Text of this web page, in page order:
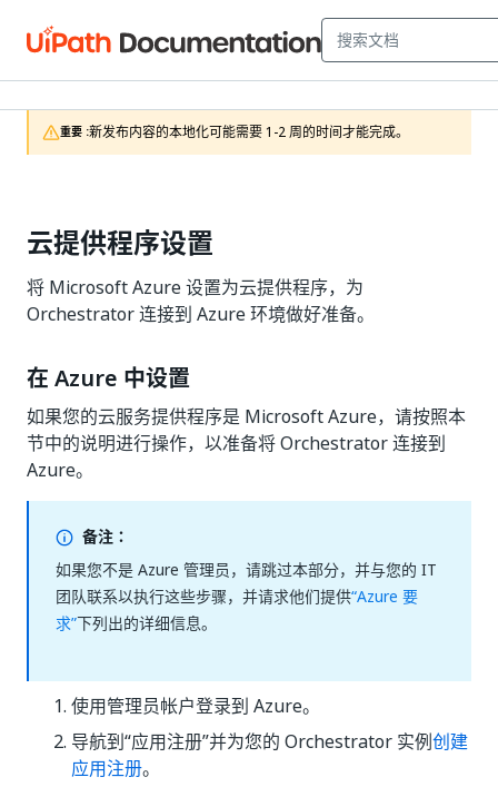
重要 :新发布内容的本地化可能需要 1-2 周的时间才能完成。
云提供程序设置
将 Microsoft Azure 设置为云提供程序，为
Orchestrator 连接到 Azure 环境做好准备。
在 Azure 中设置
如果您的云服务提供程序是 Microsoft Azure，请按照本
节中的说明进行操作，以准备将 Orchestrator 连接到
Azure。
备注：
如果您不是 Azure 管理员，请跳过本部分，并与您的 IT
团队联系以执行这些步骤，并请求他们提供“Azure 要
求”下列出的详细信息。
使用管理员帐户登录到 Azure。
导航到“应用注册”并为您的 Orchestrator 实例创建
应用注册。